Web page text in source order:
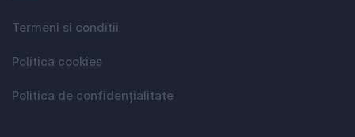
Termeni si conditii
Politica cookies
Politica de confidențialitate